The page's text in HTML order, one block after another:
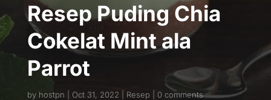
Resep Puding Chia
Cokelat Mint ala
Parrot
by hostpn Oct 31, 2022 Resep 0 comments